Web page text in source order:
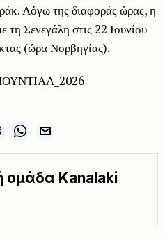
Λόγω της διαφοράς ώρας, η
τη Σενεγάλη στις 22 Ιουνίου
(ώρα Νορβηγίας).
ομάδα Kanalaki